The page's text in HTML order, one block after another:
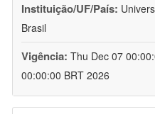
Instituição/UF/País:
Brasil
Vigência: Thu Dec 07
00:00:00 BRT 2026